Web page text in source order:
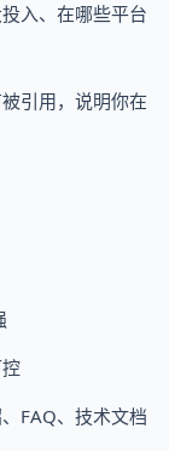
入、在哪些平台
引用，说明你在
FAQ、技术文档